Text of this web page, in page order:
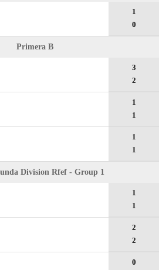
1
0
Primera B
3
2
1
1
1
1
Division Rfef - Group 1
1
1
2
2
0